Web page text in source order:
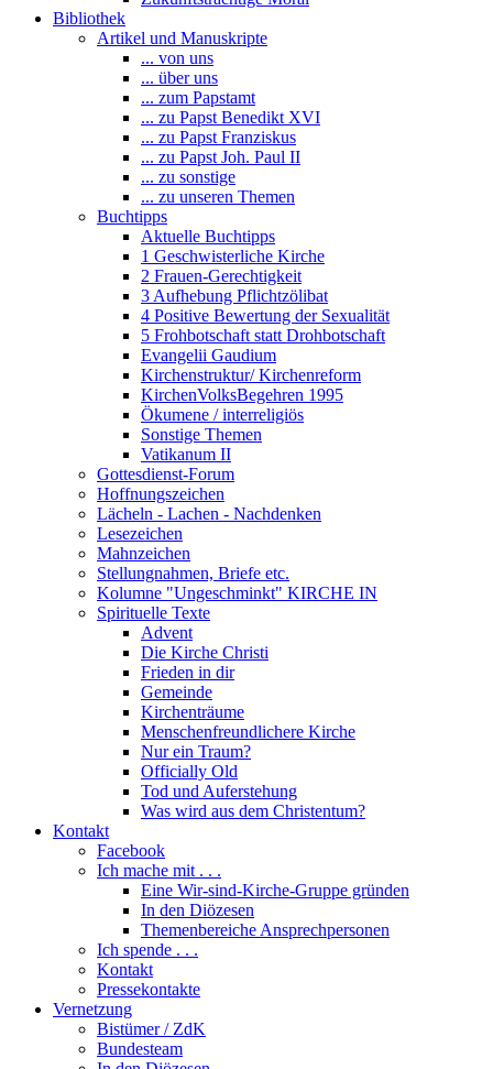
Bibliothek
Artikel und Manuskripte
... von uns
... über uns
... zum Papstamt
... zu Papst Benedikt XVI
... zu Papst Franziskus
... zu Papst Joh. Paul II
... zu sonstige
... zu unseren Themen
Buchtipps
Aktuelle Buchtipps
1 Geschwisterliche Kirche
2 Frauen-Gerechtigkeit
3 Aufhebung Pflichtzölibat
4 Positive Bewertung der Sexualität
5 Frohbotschaft statt Drohbotschaft
Evangelii Gaudium
Kirchenstruktur/ Kirchenreform
KirchenVolksBegehren 1995
Ökumene / interreligiös
Sonstige Themen
Vatikanum II
Gottesdienst-Forum
Hoffnungszeichen
Lächeln - Lachen - Nachdenken
Lesezeichen
Mahnzeichen
Stellungnahmen, Briefe etc.
Kolumne "Ungeschminkt" KIRCHE IN
Spirituelle Texte
Advent
Die Kirche Christi
Frieden in dir
Gemeinde
Kirchenträume
Menschenfreundlichere Kirche
Nur ein Traum?
Officially Old
Tod und Auferstehung
Was wird aus dem Christentum?
Kontakt
Facebook
Ich mache mit . . .
Eine Wir-sind-Kirche-Gruppe gründen
In den Diözesen
Themenbereiche Ansprechpersonen
Ich spende . . .
Kontakt
Pressekontakte
Vernetzung
Bistümer / ZdK
Bundesteam